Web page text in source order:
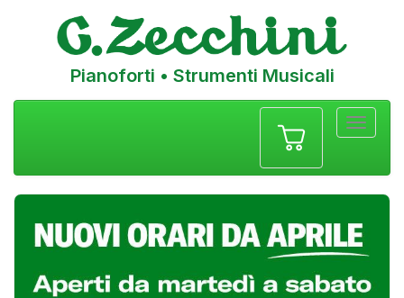
Pianoforti • Strumenti Musicali